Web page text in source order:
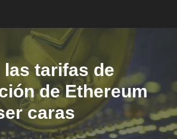
las tarifas de
de Ethereum
caras